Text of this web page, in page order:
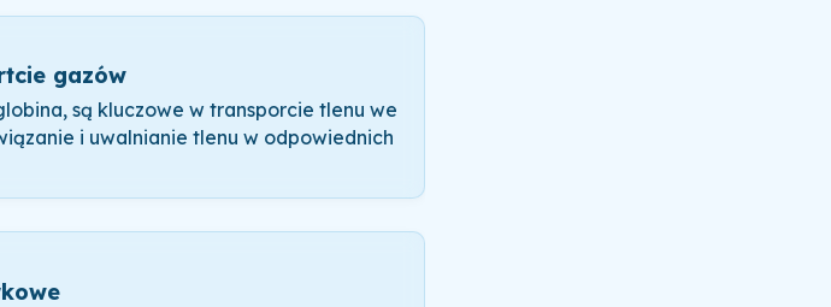
gazów
są kluczowe w transporcie tlenu we
i uwalnianie tlenu w odpowiednich